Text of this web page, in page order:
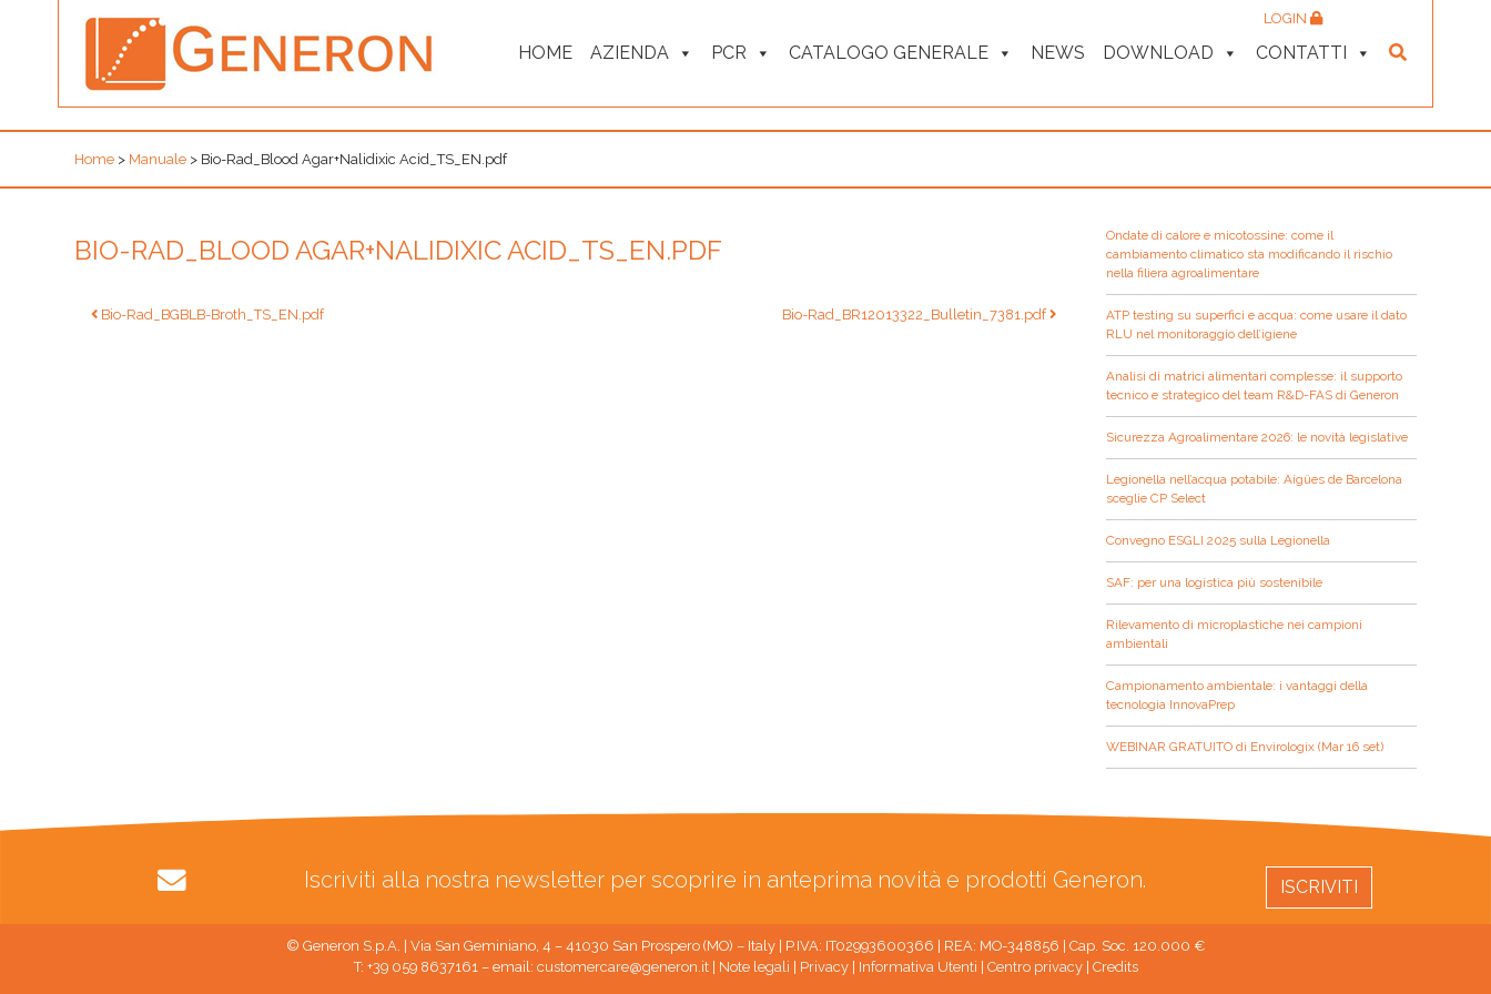
HOME AZIENDA PCR CATALOGO GENERALE NEWS DOWNLOAD CONTATTI
LOGIN
Home > Manuale > Bio-Rad_Blood Agar+Nalidixic Acid_TS_EN.pdf
BIO-RAD_BLOOD AGAR+NALIDIXIC ACID_TS_EN.PDF
Navigazione
Bio-Rad_BGBLB-Broth_TS_EN.pdf Bio-Rad_BR12013322_Bulletin_7381.pdf
Ondate di calore e micotossine: come il
cambiamento climatico sta modificando il rischio
nella filiera agroalimentare
ATP testing su superfici e acqua: come usare il dato
RLU nel monitoraggio dell’igiene
Analisi di matrici alimentari complesse: il supporto
tecnico e strategico del team R&D-FAS di Generon
Sicurezza Agroalimentare 2026: le novità legislative
Legionella nell’acqua potabile: Aigües de Barcelona
sceglie CP Select
Convegno ESGLI 2025 sulla Legionella
SAF: per una logistica più sostenibile
Rilevamento di microplastiche nei campioni
ambientali
Campionamento ambientale: i vantaggi della
tecnologia InnovaPrep
WEBINAR GRATUITO di Envirologix (Mar 16 set)
Iscriviti alla nostra newsletter per scoprire in anteprima novità e prodotti Generon. ISCRIVITI
© Generon S.p.A. | Via San Geminiano, 4 – 41030 San Prospero (MO) – Italy | P.IVA: IT02993600366 | REA: MO-348856 | Cap. Soc. 120.000 €
T: +39 059 8637161 – email: customercare@generon.it| Note legali Privacy| Informativa Utenti Centro privacy| Credits